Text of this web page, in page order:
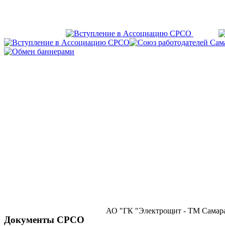
Документы СРСО
АО "ГК "Электрощит - ТМ